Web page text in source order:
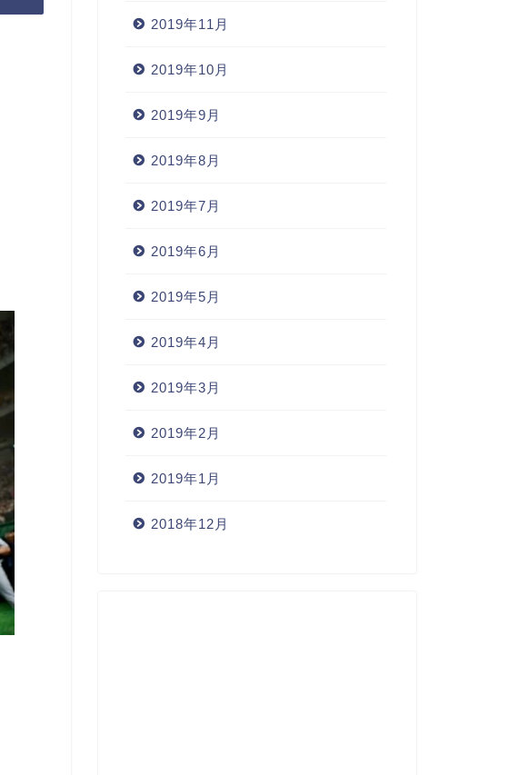
2019年11月
2019年10月
2019年9月
2019年8月
2019年7月
2019年6月
2019年5月
2019年4月
2019年3月
2019年2月
2019年1月
2018年12月